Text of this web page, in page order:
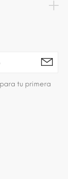
tu primera